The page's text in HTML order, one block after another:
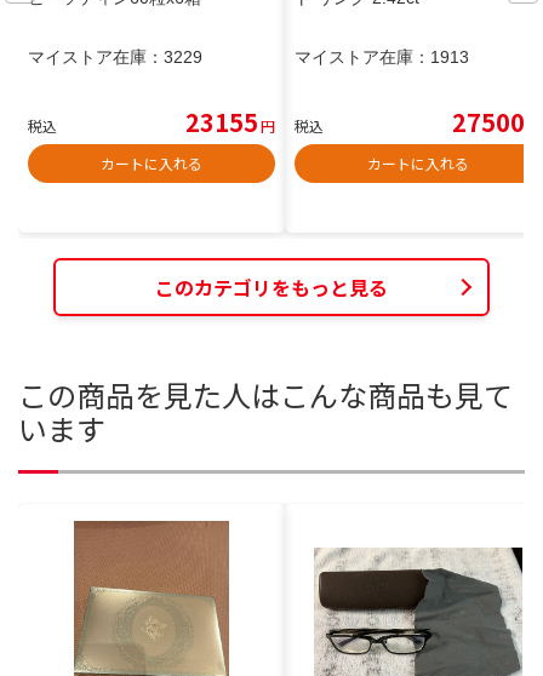
マイストア在庫： 3229
税込 23155円
カートに入れる
マイストア在庫： 1913
税込 27500
カートに入れる
このカテゴリをもっと見る
この商品を見た人はこんな商品も見て
います